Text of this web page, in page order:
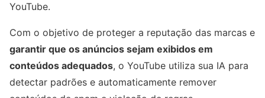
YouTube.
Com o objetivo de proteger a reputação das marcas e
garantir que os anúncios sejam exibidos em
conteúdos adequados, o YouTube utiliza sua IA para
detectar padrões e automaticamente remover